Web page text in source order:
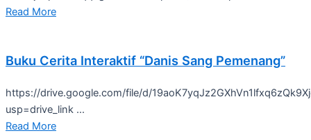
Read More
Buku Cerita Interaktif “Danis Sang Pemenang”
https://drive.google.com/file/d/
usp=drive_link ...
Read More